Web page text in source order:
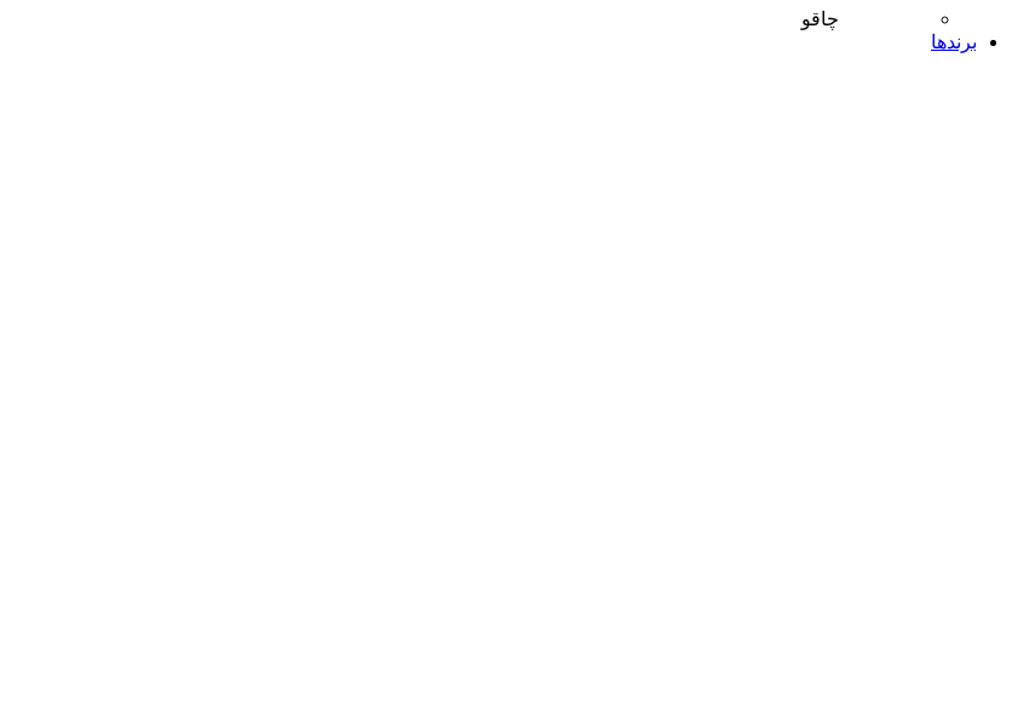
چاقو
برندها